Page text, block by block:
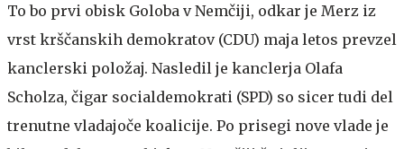
To bo prvi obisk Goloba v Nemčiji, odkar je Merz iz
vrst krščanskih demokratov (CDU) maja letos prevzel
kanclerski položaj. Nasledil je kanclerja Olafa
Scholza, čigar socialdemokrati (SPD) so sicer tudi del
trenutne vladajoče koalicije. Po prisegi nove vlade je